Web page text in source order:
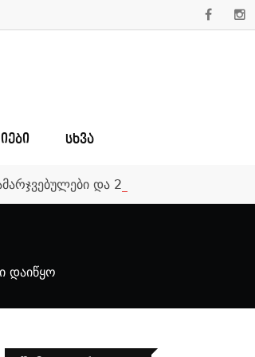
ᲡᲮᲕᲐ
და 250 000-ლარიანი
დაიწყო